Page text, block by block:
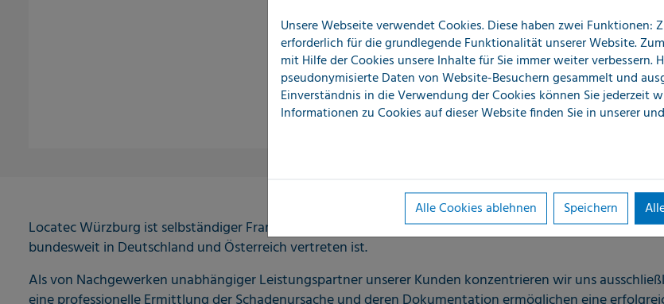
Auch außerhalb der regulären Bürozeiten,
am Wochenende und an Feiertagen
erreichen Sie uns über unsere kostenlose
Hotline0800 56 22 832rund um die Uhr!
Locatec Würzburg ist selbständiger Franchisepartner der Locatec Ortungstechnik GmbH, welche mit
bundesweit in Deutschland und Österreich vertreten ist.
Als von Nachgewerken unabhängiger Leistungspartner unserer Kunden konzentrieren wir uns
Unsere Webseite verwendet Cookies. Diese haben zwei Funktionen:
erforderlich für die grundlegende Funktionalität unserer Website.
mit Hilfe der Cookies unsere Inhalte für Sie immer weiter verbessern.
pseudonymisierte Daten von Website-Besuchern gesammelt und
Einverständnis in die Verwendung der Cookies können Sie jederzeit
Informationen zu Cookies auf dieser Website finden Sie in unserer
Alle Cookies ablehnen Speichern